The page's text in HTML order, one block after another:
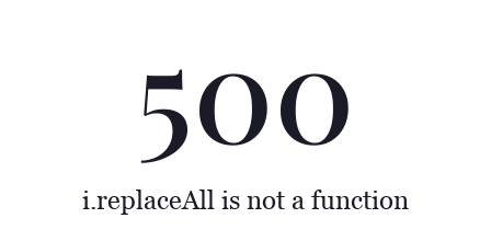
500
i.replaceAll is not a function